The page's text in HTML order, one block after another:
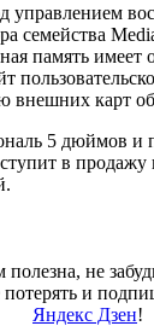
управлением
семейства
память имеет
внешних карт
5 дюймов
в продажу
не
и
Яндекс Дзен!